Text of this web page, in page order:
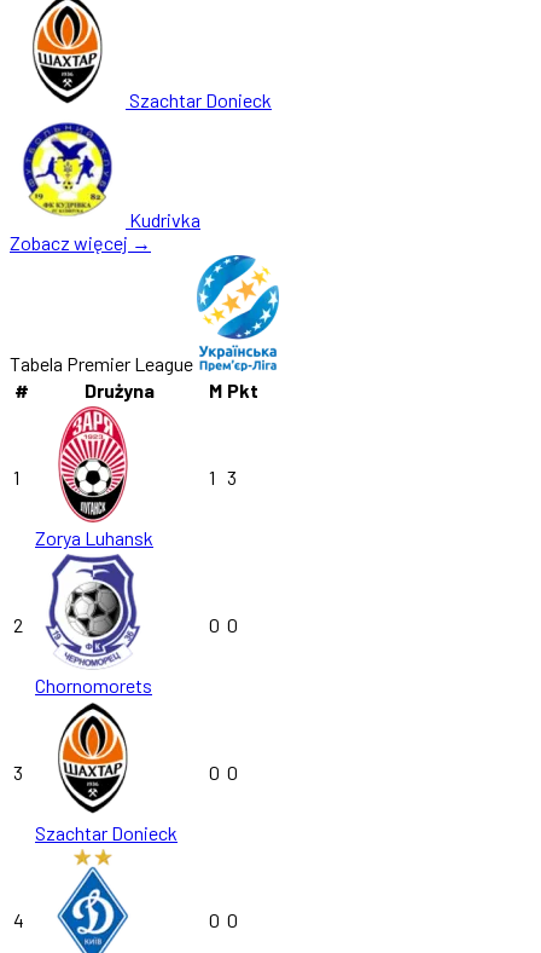
Szachtar Donieck
Kudrivka
Zobacz więcej →
Tabela Premier League
#
Drużyna M Pkt
1
Zorya Luhansk
1 3
2
Chornomorets
0 0
3
Szachtar Donieck
0 0
4 0 0